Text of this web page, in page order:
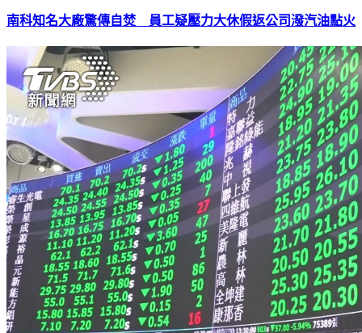
南科知名大廠驚傳自焚 員工疑壓力大休假返公司潑汽油點火